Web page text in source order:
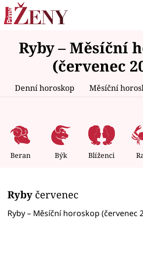
Trendy: Polabí Inspekce
Zrádci Proměny
Témata
Celebrity
Seriály
Ryby – Měsíční
(červenec
Denní horoskop Měsíční
Beran Býk Blíženci
Ryby červenec
Ryby – Měsíční horoskop (červenec